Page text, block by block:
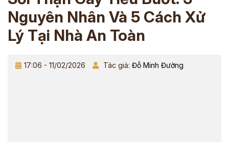
Nguyên Nhân Và 5 Cách Xử
Lý Tại Nhà An Toàn
17:06 - 11/02/2026 Tác giả: Đỗ Minh Đường